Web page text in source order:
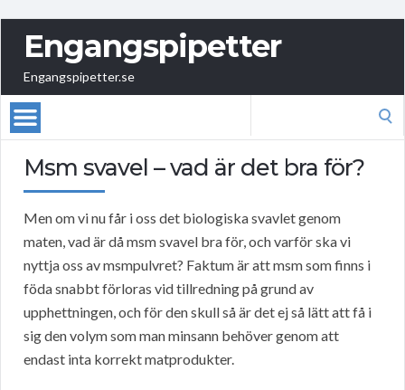
Engangspipetter
Engangspipetter.se
Msm svavel – vad är det bra för?
Men om vi nu får i oss det biologiska svavlet genom
maten, vad är då msm svavel bra för, och varför ska vi
nyttja oss av msmpulvret? Faktum är att msm som finns i
föda snabbt förloras vid tillredning på grund av
upphettningen, och för den skull så är det ej så lätt att få i
sig den volym som man minsann behöver genom att
endast inta korrekt matprodukter.